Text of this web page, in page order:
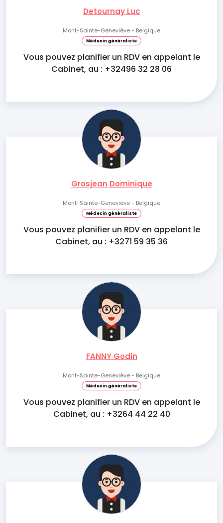
Detournay Luc
Mont-Sainte-Geneviève - Belgique
Médecin généraliste
Vous pouvez planifier un RDV en appelant le
Cabinet, au : +32496 32 28 06
Grosjean Dominique
Mont-Sainte-Geneviève - Belgique
Médecin généraliste
Vous pouvez planifier un RDV en appelant le
Cabinet, au : +3271 59 35 36
FANNY Godin
Mont-Sainte-Geneviève - Belgique
Médecin généraliste
Vous pouvez planifier un RDV en appelant le
Cabinet, au : +3264 44 22 40